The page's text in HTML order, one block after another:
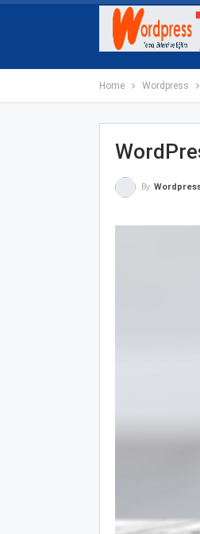
Home Wordpress
By